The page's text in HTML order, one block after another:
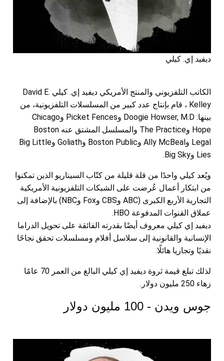
ديفيد إي. كيلي
الكاتب التلفزيوني والمنتج الأمريكي ديفيد إي. كيلي David E.
Kelley ، قام بإنتاج عدد كبير من المسلسلات التلفزيونية، من
بينها: Doogie Howser, M.D وPicket Fences وChicago
Hope وThe Practice والمسلسل المشتق عنه Boston
Legal وAlly McBeal وBoston Public وGoliath وBig Little
Lies وBig Sky.
ويُعد كيلي واحدًا من قلة قليلة من كتّاب السيناريو الذين تمكنوا
من ابتكار أعمال عُرضت على الشبكات التلفزيونية الأمريكية
التجارية الأربع الكبرى (ABC وCBS وFox وNBC) بالإضافة إلى
عملاق القنوات المدفوعة HBO.
ديفيد إي كيلي معروف أيضًا بقدرته الفائقة على تحويل الدراما
الإنسانية والقانونية إلى سلاسل أفلام ومسلسلات تحقق نجاحًا
نقديًا وتجاريا هائلًا.
لذلك تبلغ قيمة ثروة ديفيد إي كيلي البالغ من العمر 70 عامًا
زهاء 250 مليون دولار.
جوس ويدن - 100 مليون دولار